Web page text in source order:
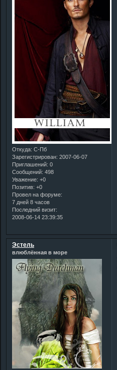
Откуда: С-Пб
Зарегистрирован: 2007-06-07
Приглашений: 0
Сообщений: 498
Уважение: +0
Позитив: +0
Провел на форуме:
7 дней 8 часов
Последний визит:
2008-06-14 23:39:35
Эстель
влюблённая в море